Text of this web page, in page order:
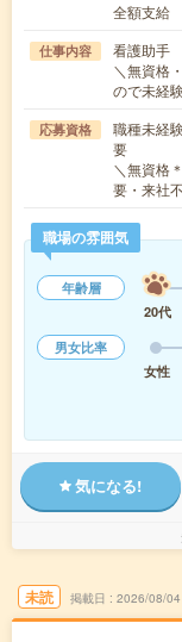
全額支給
仕事内容
看護助手
＼無資格
ので未経
応募資格
職種未経
要
＼無資格
要・来社
職場の雰囲気
年齢層
20代
男女比率
女性
気になる!
未読 掲載日 2026/08/04